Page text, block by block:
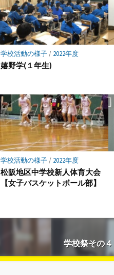
学校活動の様子/ 2022年度
嬉野学(１年生)
学校活動の様子/ 2022年度
松阪地区中学校新人体育大会
【女子バスケットボール部】
学校祭その４